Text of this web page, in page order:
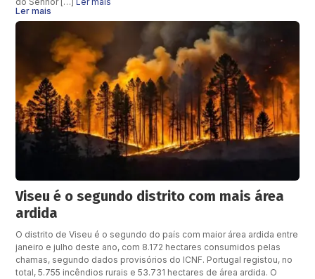
Ler mais
Viseu é o segundo distrito com mais área
ardida
O distrito de Viseu é o segundo do país com maior área ardida entre
janeiro e julho deste ano, com 8.172 hectares consumidos pelas
chamas, segundo dados provisórios do ICNF. Portugal registou, no
total, 5.755 incêndios rurais e 53.731 hectares de área ardida. O